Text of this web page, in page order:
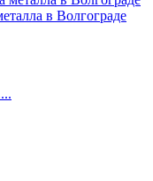
в Волгограде